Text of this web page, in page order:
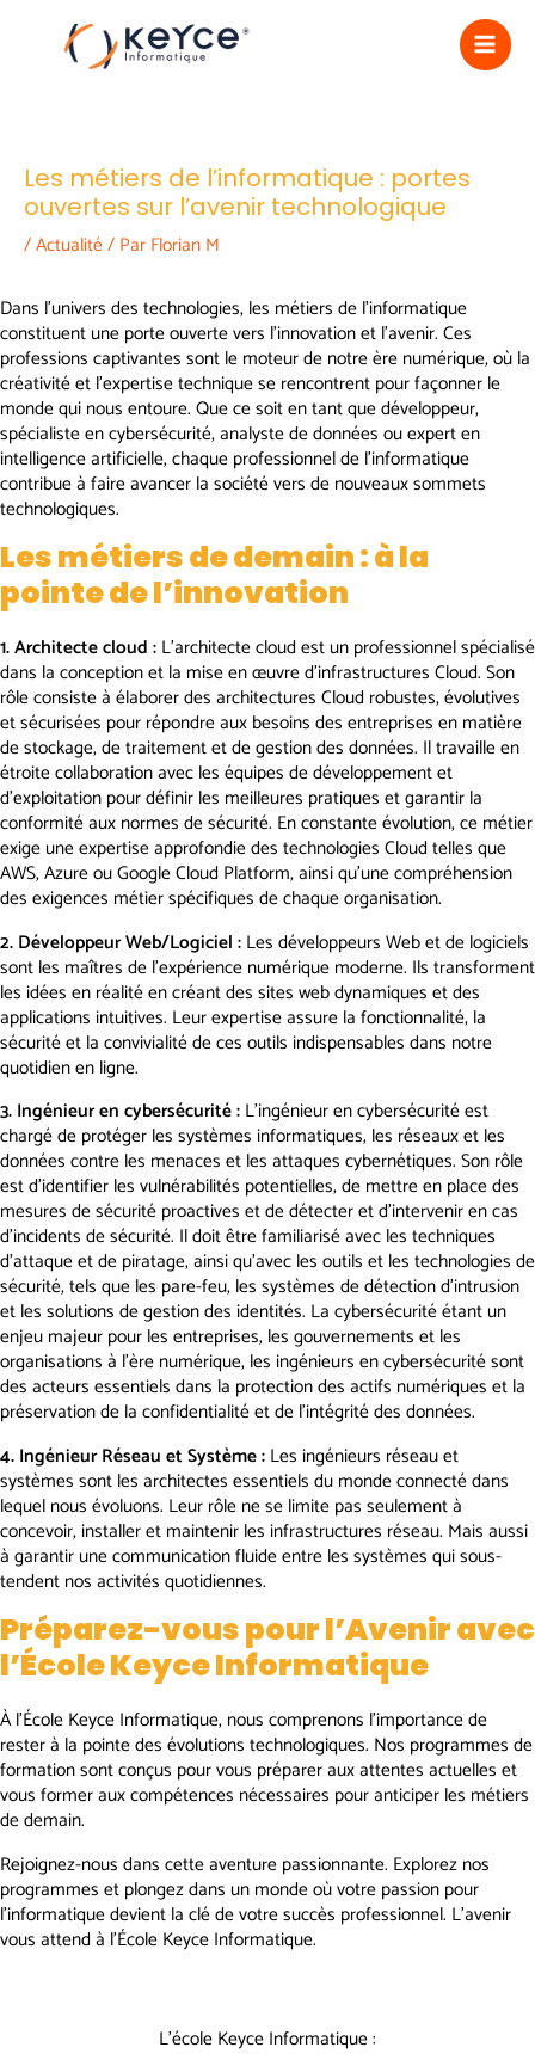
Les métiers de l’informatique : portes
ouvertes sur l’avenir technologique
/Actualité/ Par Florian M
Dans l’univers des technologies, les métiers de l’informatique
constituent une porte ouverte vers l’innovation et l’avenir. Ces
professions captivantes sont le moteur de notre ère numérique, où la
créativité et l’expertise technique se rencontrent pour façonner le
monde qui nous entoure. Que ce soit en tant que développeur,
spécialiste en cybersécurité, analyste de données ou expert en
intelligence artificielle, chaque professionnel de l’informatique
contribue à faire avancer la société vers de nouveaux sommets
technologiques.
Les métiers de demain : à la
pointe de l’innovation
1. Architecte cloud : L’architecte cloud est un professionnel spécialisé
dans la conception et la mise en œuvre d’infrastructures Cloud. Son
rôle consiste à élaborer des architectures Cloud robustes, évolutives
et sécurisées pour répondre aux besoins des entreprises en matière
de stockage, de traitement et de gestion des données. Il travaille en
étroite collaboration avec les équipes de développement et
d’exploitation pour définir les meilleures pratiques et garantir la
conformité aux normes de sécurité. En constante évolution, ce métier
exige une expertise approfondie des technologies Cloud telles que
AWS, Azure ou Google Cloud Platform, ainsi qu’une compréhension
des exigences métier spécifiques de chaque organisation.
2. Développeur Web/Logiciel : Les développeurs Web et de logiciels
sont les maîtres de l’expérience numérique moderne. Ils transforment
les idées en réalité en créant des sites web dynamiques et des
applications intuitives. Leur expertise assure la fonctionnalité, la
sécurité et la convivialité de ces outils indispensables dans notre
quotidien en ligne.
3. Ingénieur en cybersécurité : L’ingénieur en cybersécurité est
chargé de protéger les systèmes informatiques, les réseaux et les
données contre les menaces et les attaques cybernétiques. Son rôle
est d’identifier les vulnérabilités potentielles, de mettre en place des
mesures de sécurité proactives et de détecter et d’intervenir en cas
d’incidents de sécurité. Il doit être familiarisé avec les techniques
d’attaque et de piratage, ainsi qu’avec les outils et les technologies de
sécurité, tels que les pare-feu, les systèmes de détection d’intrusion
et les solutions de gestion des identités. La cybersécurité étant un
enjeu majeur pour les entreprises, les gouvernements et les
organisations à l’ère numérique, les ingénieurs en cybersécurité sont
des acteurs essentiels dans la protection des actifs numériques et la
préservation de la confidentialité et de l’intégrité des données.
4. Ingénieur Réseau et Système : Les ingénieurs réseau et
systèmes sont les architectes essentiels du monde connecté dans
lequel nous évoluons. Leur rôle ne se limite pas seulement à
concevoir, installer et maintenir les infrastructures réseau. Mais aussi
à garantir une communication fluide entre les systèmes qui sous-
tendent nos activités quotidiennes.
Préparez-vous pour l’Avenir avec
l’École Keyce Informatique
À l’École Keyce Informatique, nous comprenons l’importance de
rester à la pointe des évolutions technologiques. Nos programmes de
formation sont conçus pour vous préparer aux attentes actuelles et
vous former aux compétences nécessaires pour anticiper les métiers
de demain.
Rejoignez-nous dans cette aventure passionnante. Explorez nos
programmes et plongez dans un monde où votre passion pour
l’informatique devient la clé de votre succès professionnel. L’avenir
vous attend à l’École Keyce Informatique.
L’école Keyce Informatique :